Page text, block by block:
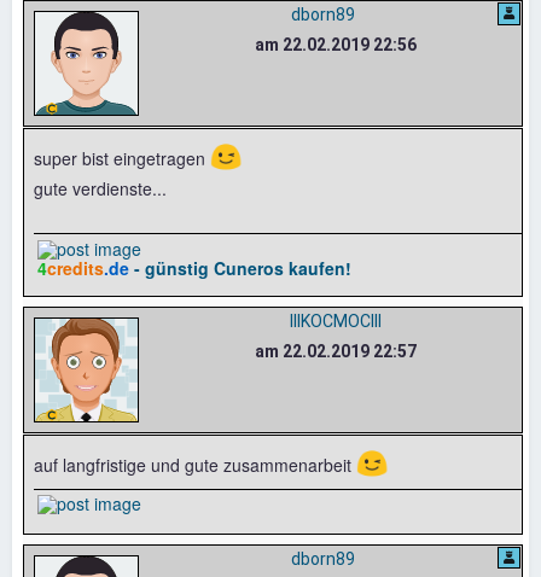
dborn89
am 22.02.2019 22:56
super bist eingetragen 😉
gute verdienste...
4credits.de - günstig Cuneros kaufen!
IIIKOCMOCIII
am 22.02.2019 22:57
auf langfristige und gute zusammenarbeit 😉
dborn89